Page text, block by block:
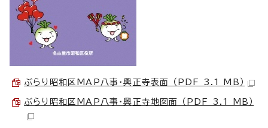
ぶらり昭和区MAP八事・興正寺表面 （PDF 3.1 MB）
ぶらり昭和区MAP八事・興正寺地図面 （PDF 3.1 MB）